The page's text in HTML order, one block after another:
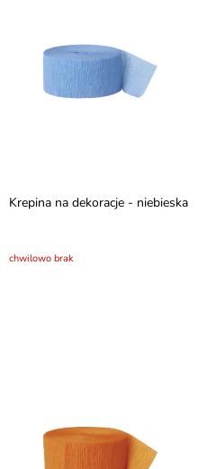
Krepina na dekoracje - niebieska
chwilowo brak